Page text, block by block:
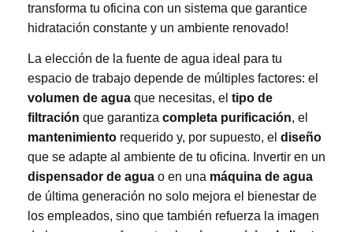
transforma tu oficina con un sistema que garantice
hidratación constante y un ambiente renovado!
La elección de la fuente de agua ideal para tu
espacio de trabajo depende de múltiples factores: el
volumen de agua que necesitas, el tipo de
filtración que garantiza completa purificación, el
mantenimiento requerido y, por supuesto, el diseño
que se adapte al ambiente de tu oficina. Invertir en un
dispensador de agua o en una máquina de agua
de última generación no solo mejora el bienestar de
los empleados, sino que también refuerza la imagen